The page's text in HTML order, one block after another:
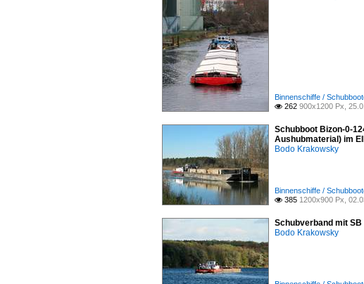
Binnenschiffe /
 262 900x1200 Px,
Schubboot Bizon-0-
Aushubmaterial) im
Bodo Krakowsky
Binnenschiffe /
 385 1200x900 Px,
Schubverband mit SB
Bodo Krakowsky